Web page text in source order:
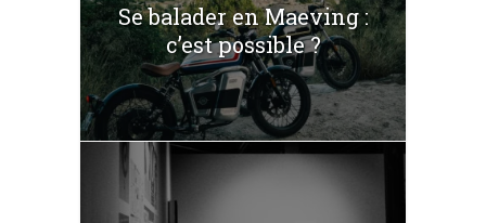
Se balader en Maeving :
c’est possible ?